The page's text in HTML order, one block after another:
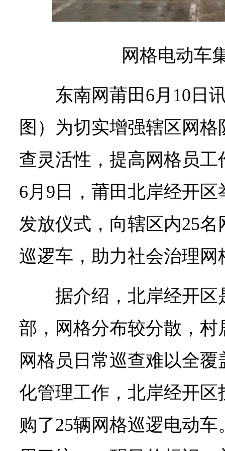
网格电动车
东南网莆田6月10日
图）为切实增强辖区网
查灵活性，提高网格员
6月9日，莆田北岸经开
发放仪式，向辖区内25
巡逻车，助力社会治理网
据介绍，北岸经开
部，网格分布较分散，
网格员日常巡查难以全
化管理工作，北岸经开区
购了25辆网格巡逻电动